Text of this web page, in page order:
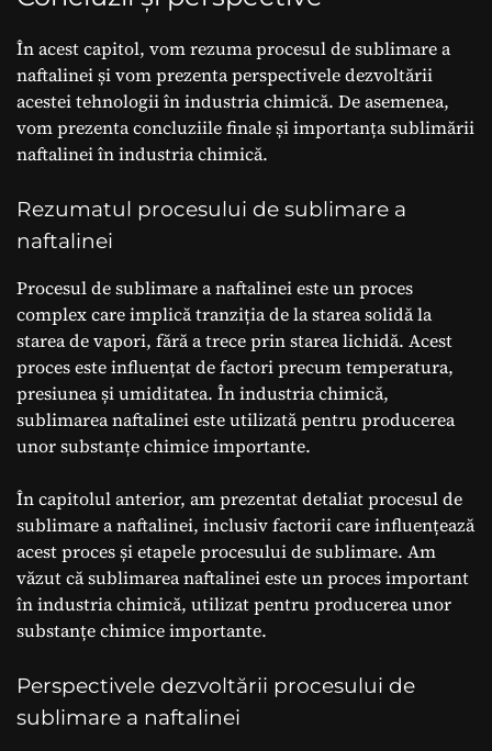
În acest capitol, vom rezuma procesul de sublimare a
naftalinei și vom prezenta perspectivele dezvoltării
acestei tehnologii în industria chimică. De asemenea,
vom prezenta concluziile finale și importanța sublimării
naftalinei în industria chimică.
Rezumatul procesului de sublimare a
naftalinei
Procesul de sublimare a naftalinei este un proces
complex care implică tranziția de la starea solidă la
starea de vapori, fără a trece prin starea lichidă. Acest
proces este influențat de factori precum temperatura,
presiunea și umiditatea. În industria chimică,
sublimarea naftalinei este utilizată pentru producerea
unor substanțe chimice importante.
În capitolul anterior, am prezentat detaliat procesul de
sublimare a naftalinei, inclusiv factorii care influențează
acest proces și etapele procesului de sublimare. Am
văzut că sublimarea naftalinei este un proces important
în industria chimică, utilizat pentru producerea unor
substanțe chimice importante.
Perspectivele dezvoltării procesului de
sublimare a naftalinei